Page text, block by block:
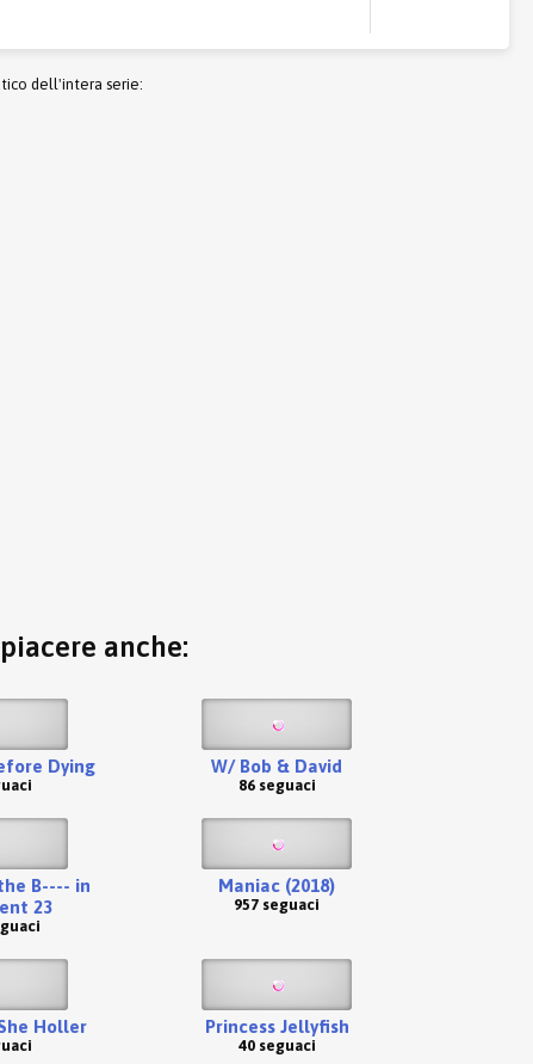
dell'intera serie:
anche:
Dying W/ Bob & David
86 seguaci
B---- in
23
Maniac (2018)
957 seguaci
Holler Princess Jellyfish
40 seguaci